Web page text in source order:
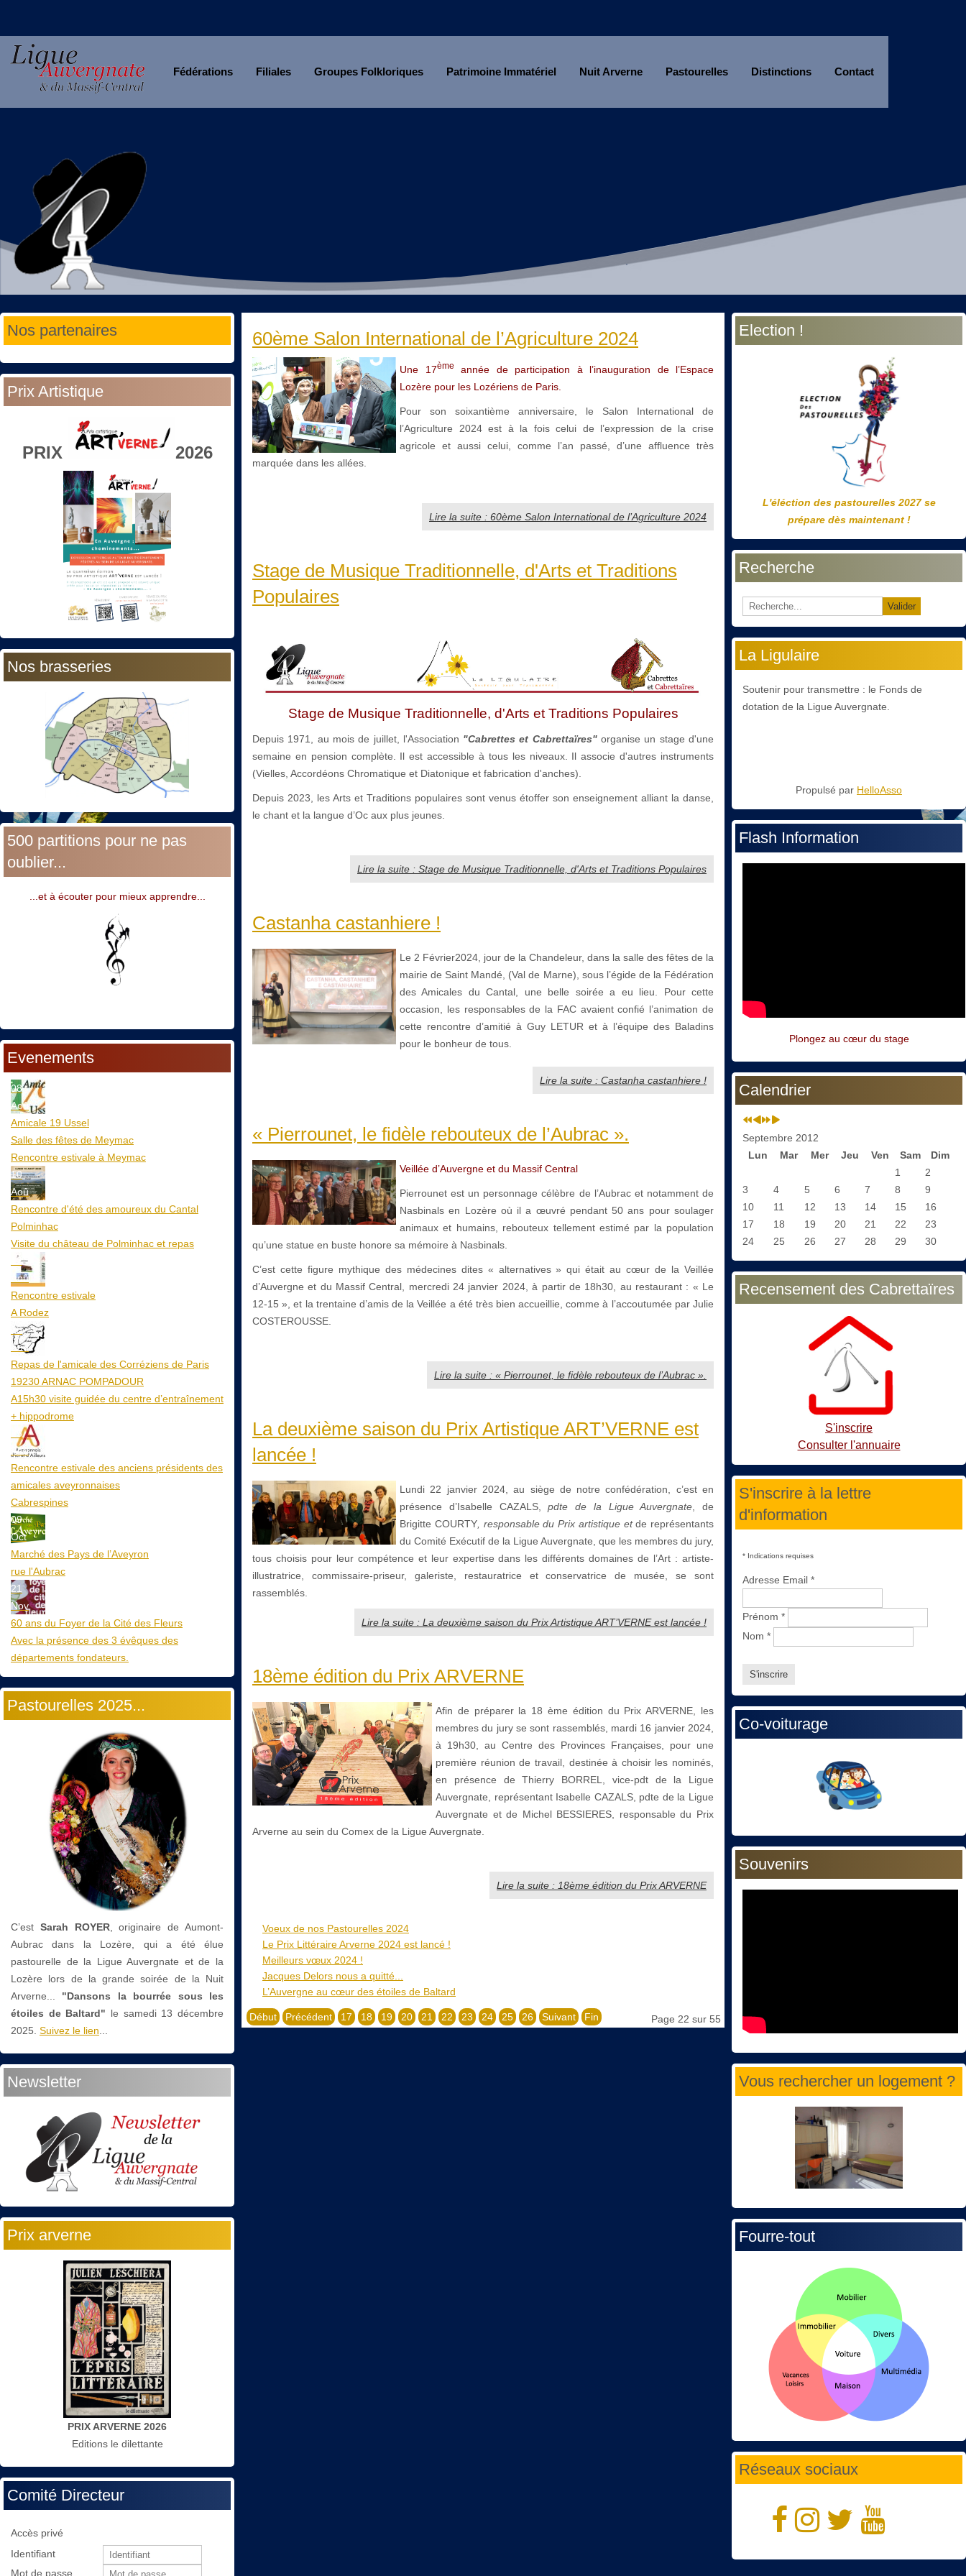
Fédérations Filiales Groupes Folkloriques Patrimoine Immatériel Nuit Arverne Pastourelles Distinctions Contact
Nos partenaires
Prix Artistique
PRIX 2026
Nos brasseries
500 partitions pour ne pas
oublier...
...et à écouter pour mieux apprendre...
Evenements
08
Aoû
Amicale 19 Ussel
Salle des fêtes de Meymac
Rencontre estivale à Meymac
10
Aoû
Rencontre d'été des amoureux du Cantal
Polminhac
Visite du château de Polminhac et repas
12
Aoû
Rencontre estivale
A Rodez
23
Aoû
Repas de l'amicale des Corréziens de Paris
19230 ARNAC POMPADOUR
A15h30 visite guidée du centre d’entraînement
+ hippodrome
25
Aoû
Rencontre estivale des anciens présidents des
amicales aveyronnaises
Cabrespines
09
Oct
Marché des Pays de l’Aveyron
rue l'Aubrac
21
Nov
60 ans du Foyer de la Cité des Fleurs
Avec la présence des 3 évêques des
départements fondateurs.
Pastourelles 2025...
C’est Sarah ROYER, originaire de Aumont-
Aubrac dans la Lozère, qui a été élue
pastourelle de la Ligue Auvergnate et de la
Lozère lors de la grande soirée de la Nuit
Arverne...
"Dansons la bourrée sous les
étoiles de Baltard" le samedi 13 décembre
2025. Suivez le lien
Newsletter
Prix arverne
PRIX ARVERNE 2026
Editions le dilettante
Comité Directeur
Accès privé
Identifiant
Mot de passe
60ème Salon International de l’Agriculture 2024
Une 17ème
année de participation à l’inauguration de l’Espace
Lozère pour les Lozériens de Paris.
Pour son soixantième anniversaire, le Salon International de
l’Agriculture 2024 est à la fois celui de l’expression de la crise
agricole et aussi celui, comme l’an passé, d’une affluence très
marquée dans les allées.
Lire la suite : 60ème Salon International de l’Agriculture 2024
Stage de Musique Traditionnelle, d'Arts et Traditions
Populaires
Stage de Musique Traditionnelle, d'Arts et Traditions Populaires
Depuis 1971, au mois de juillet, l'Association "Cabrettes et Cabrettaïres"organise un stage d'une
semaine en pension complète. Il est accessible à tous les niveaux. Il associe d'autres instruments
(Vielles, Accordéons Chromatique et Diatonique et fabrication d'anches).
Depuis 2023, les Arts et Traditions populaires sont venus étoffer son enseignement alliant la danse,
le chant et la langue d’Oc aux plus jeunes.
Lire la suite : Stage de Musique Traditionnelle, d'Arts et Traditions Populaires
Castanha castanhiere !
Le 2 Février2024, jour de la Chandeleur, dans la salle des fêtes de la
mairie de Saint Mandé, (Val de Marne), sous l’égide de la Fédération
des Amicales du Cantal, une belle soirée a eu lieu. Pour cette
occasion, les responsables de la FAC avaient confié l’animation de
cette rencontre d’amitié à Guy LETUR et à l’équipe des Baladins
pour le bonheur de tous.
Lire la suite : Castanha castanhiere !
« Pierrounet, le fidèle rebouteux de l’Aubrac ».
Veillée d’Auvergne et du Massif Central
Pierrounet est un personnage célèbre de l’Aubrac et notamment de
Nasbinals en Lozère où il a œuvré pendant 50 ans pour soulager
animaux et humains, rebouteux tellement estimé par la population
qu’une statue en buste honore sa mémoire à Nasbinals.
C’est cette figure mythique des médecines dites « alternatives » qui était au cœur de la Veillée
d’Auvergne et du Massif Central, mercredi 24 janvier 2024, à partir de 18h30, au restaurant : « Le
12-15 », et la trentaine d’amis de la Veillée a été très bien accueillie, comme à l’accoutumée par Julie
COSTEROUSSE.
Lire la suite : « Pierrounet, le fidèle rebouteux de l’Aubrac ».
La deuxième saison du Prix Artistique ART’VERNE est
lancée !
Lundi 22 janvier 2024, au siège de notre confédération, c’est en
présence d’Isabelle CAZALS,pdte de la Ligue Auvergnate , de
Brigitte COURTY, responsable du Prix artistique etde représentants
du Comité Exécutif de la Ligue Auvergnate, que les membres du jury,
tous choisis pour leur compétence et leur expertise dans les différents domaines de l’Art : artiste-
illustratrice, commissaire-priseur, galeriste, restauratrice et conservatrice de musée, se sont
rassemblés.
Lire la suite : La deuxième saison du Prix Artistique ART’VERNE est lancée !
18ème édition du Prix ARVERNE
Afin de préparer la 18 ème édition du Prix ARVERNE, les
membres du jury se sont rassemblés, mardi 16 janvier 2024,
à 19h30, au Centre des Provinces Françaises, pour une
première réunion de travail, destinée à choisir les nominés,
en présence de Thierry BORREL, vice-pdt de la Ligue
Auvergnate, représentant Isabelle CAZALS, pdte de la Ligue
Auvergnate et de Michel BESSIERES, responsable du Prix
Arverne au sein du Comex de la Ligue Auvergnate.
Lire la suite : 18ème édition du Prix ARVERNE
Voeux de nos Pastourelles 2024
Le Prix Littéraire Arverne 2024 est lancé !
Meilleurs vœux 2024 !
Jacques Delors nous a quitté...
L’Auvergne au cœur des étoiles de Baltard
Page 22 sur 55
Début Précédent 17 18 19 20 21 22 23 24 25 26 Suivant Fin
Election !
L'éléction des pastourelles 2027 se
prépare dès maintenant !
Recherche
Valider
La Ligulaire
Soutenir pour transmettre : le Fonds de
dotation de la Ligue Auvergnate.
Propulsé par HelloAsso
Flash Information
Plongez au cœur du stage
Calendrier
Année
précédente
Mois
précédent
Année
suivante
Mois
suivant
Septembre 2012
Lun
Mar Mer Jeu Ven Sam
Dim
1
2
3
4 5 6 7 8
9
10
11 12 13 14 15
16
17
18 19 20 21 22
23
24
25 26 27 28 29 30
Recensement des Cabrettaïres
S'inscrire
Consulter l'annuaire
S'inscrire à la lettre
d'information
* Indications requises
Adresse Email *
Prénom *
Nom *
Co-voiturage
Souvenirs
Vous rechercher un logement ?
Fourre-tout
Réseaux sociaux